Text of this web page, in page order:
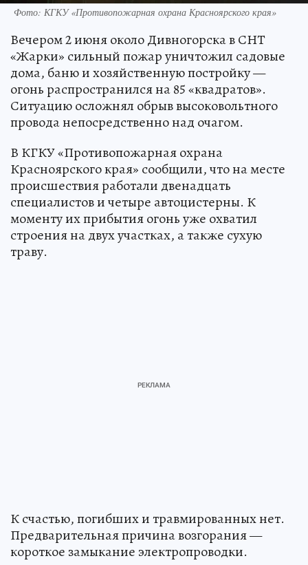
Фото: КГКУ «Противопожарная охрана Красноярского края»
Вечером 2 июня около Дивногорска в СНТ
«Жарки» сильный пожар уничтожил садовые
дома, баню и хозяйственную постройку —
огонь распространился на 85 «квадратов».
Ситуацию осложнял обрыв высоковольтного
провода непосредственно над очагом.
В КГКУ «Противопожарная охрана
Красноярского края» сообщили, что на месте
происшествия работали двенадцать
специалистов и четыре автоцистерны. К
моменту их прибытия огонь уже охватил
строения на двух участках, а также сухую
траву.
К счастью, погибших и травмированных нет.
Предварительная причина возгорания —
короткое замыкание электропроводки.